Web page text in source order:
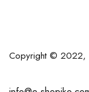
Copyright © 2022,